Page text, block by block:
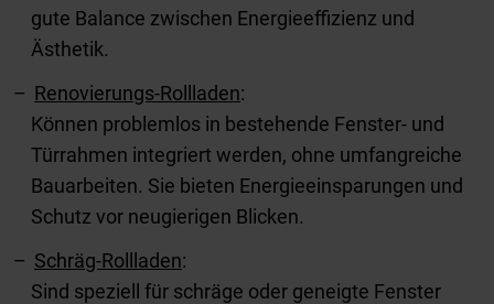
gute Balance zwischen Energieeffizienz und
Ästhetik.
Renovierungs-Rollladen:
Können problemlos in bestehende Fenster- und
Türrahmen integriert werden, ohne umfangreiche
Bauarbeiten. Sie bieten Energieeinsparungen und
Schutz vor neugierigen Blicken.
Schräg-Rollladen:
Sind speziell für schräge oder geneigte Fenster